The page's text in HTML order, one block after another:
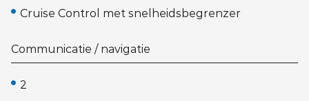
Cruise Control met snelheidsbegrenzer
Communicatie / navigatie
2